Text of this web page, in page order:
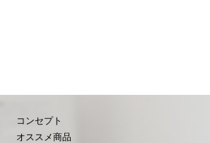
コンセプト
オススメ商品